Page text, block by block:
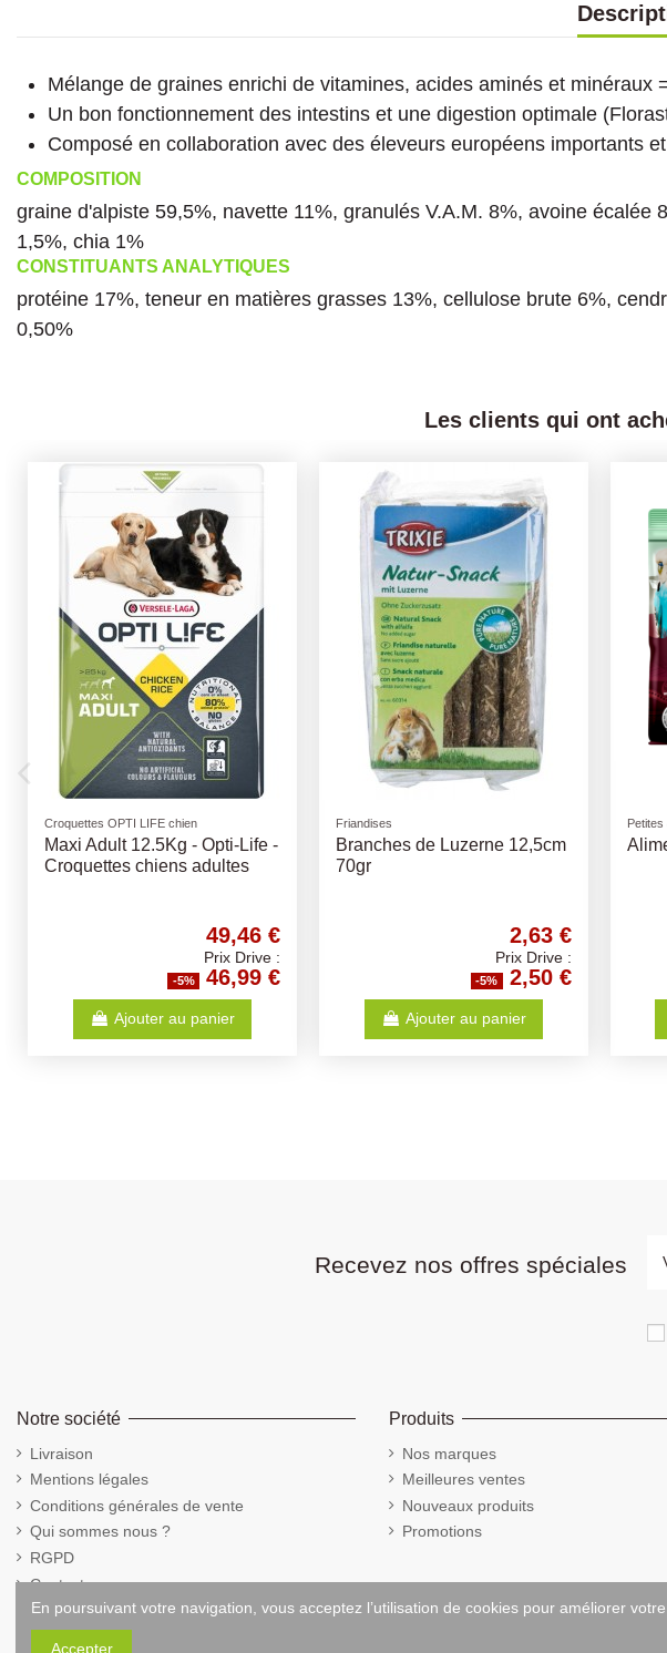
Mélange de graines enrichi de vitamines, acides aminés et minéraux
Un bon fonctionnement des intestins et une digestion optimale
Composé en collaboration avec des éleveurs européens importants
COMPOSITION
graine d'alpiste 59,5%, navette 11%, granulés V.A.M. 8%, avoine
1,5%, chia 1%
CONSTITUANTS ANALYTIQUES
protéine 17%, teneur en matières grasses 13%, cellulose brute 6%,
0,50%
Les clients qui ont
Rupture de stock
Jouets
Dog Disc Caoutchouc Ø22cm
- frisbee
6,30 €
Prix Drive :
-5% 5,99 €
Voir
Biscuits
Biscuits Mix Os Calcium
Cereales et Viandes Carton
32,62 €
Prix Drive :
-5% 30,99 €
Ajouter au panier
Nids
Recevez nos offres spéciales
Notre société
Livraison
Mentions légales
Conditions générales de vente
Qui sommes nous ?
RGPD
Contactez-nous
Cookies
Produits
Nos marques
Meilleures ventes
Nouveaux produits
Promotions
En poursuivant votre navigation, vous acceptez l’utilisation de cookies pour améliorer votre
Accepter